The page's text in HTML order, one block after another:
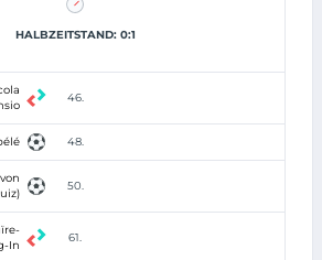
HALBZEITSTAND: 0:1
46.
48.
50.
In
61.